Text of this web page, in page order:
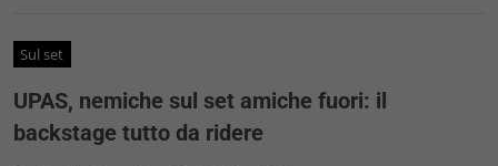
Sul set
UPAS, nemiche sul set amiche fuori: il
backstage tutto da ridere